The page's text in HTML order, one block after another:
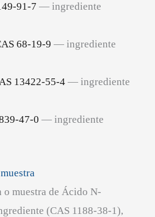
91-7 — ingrediente
68-19-9 — ingrediente
13422-55-4— ingrediente
47-0 — ingrediente
muestra de Ácido N-
(CAS 1188-38-1),